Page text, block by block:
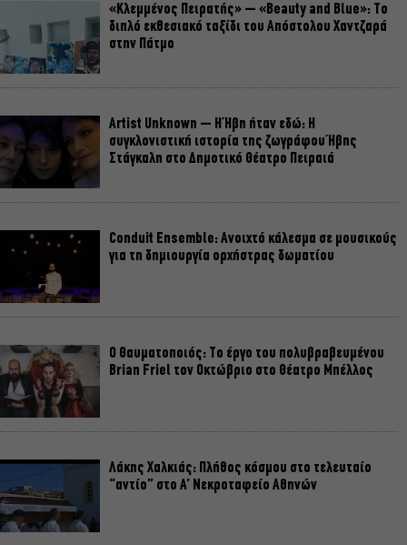
«Κλεμμένος Πειρατής» – «Beauty and Blue»: Το
διπλό εκθεσιακό ταξίδι του Απόστολου Χαντζαρά
στην Πάτμο
Artist Unknown – Η Ήβη ήταν εδώ: Η
συγκλονιστική ιστορία της ζωγράφου Ήβης
Στάγκαλη στο Δημοτικό Θέατρο Πειραιά
Conduit Ensemble: Ανοιχτό κάλεσμα σε μουσικούς
για τη δημιουργία ορχήστρας δωματίου
Ο Θαυματοποιός: Το έργο του πολυβραβευμένου
Brian Friel τον Οκτώβριο στο Θέατρο Μπέλλος
Λάκης Χαλκιάς: Πλήθος κόσμου στο τελευταίο
“αντίο” στο Α’ Νεκροταφείο Αθηνών